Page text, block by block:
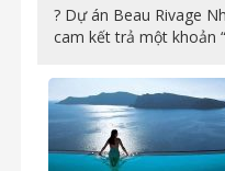
? Dự án Beau Rivage
cam kết trả một khoản